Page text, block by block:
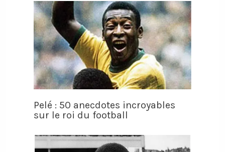
Pelé : 50 anecdotes incroyables
sur le roi du football